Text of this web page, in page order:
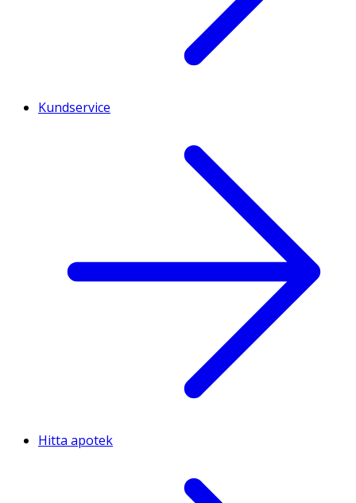
Kundservice
Hitta apotek